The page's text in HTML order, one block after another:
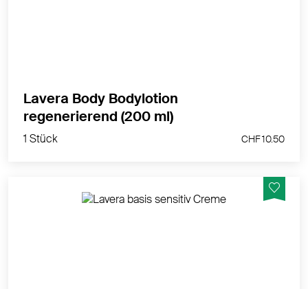
1 Stück
Lavera Body Bodylotion
regenerierend (200 ml)
1 Stück CHF 10.50